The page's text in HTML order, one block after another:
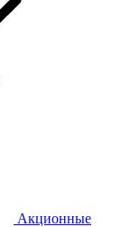
Акционные